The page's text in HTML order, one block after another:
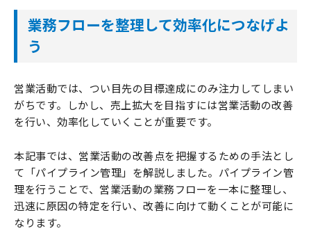
業務フローを整理して効率化につなげよ
う
営業活動では、つい目先の目標達成にのみ注力してしまい
がちです。しかし、売上拡大を目指すには営業活動の改善
を行い、効率化していくことが重要です。
本記事では、営業活動の改善点を把握するための手法とし
て「パイプライン管理」を解説しました。パイプライン管
理を行うことで、営業活動の業務フローを一本に整理し、
迅速に原因の特定を行い、改善に向けて動くことが可能に
なります。